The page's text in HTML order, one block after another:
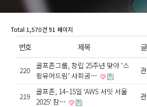
Total 1,570건 91 페이지
번호 제목
220
골프존그룹, 창립 25주년 맞아 ‘스
윙유어드림’ 사회공…
219
골프존, 14~15일 'AWS 서밋 서울
2025' 참…